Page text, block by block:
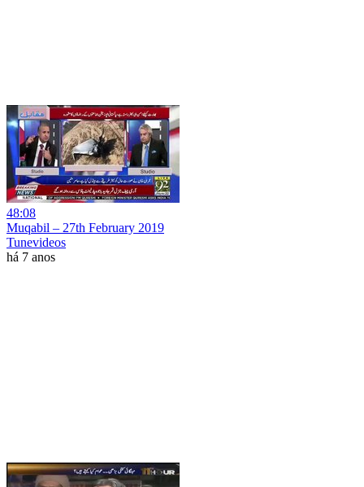
48:08
Muqabil – 27th February 2019
Tunevideos
há 7 anos